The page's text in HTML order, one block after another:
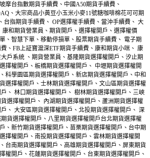
摩台指數期貨手續費、中國A50期貨手續費、
、大宗商品小黃豆小玉米小麥11號糖咖啡棉花可可期
台指期貨手續費、 OP選擇權手續費、當沖手續費、 大
康和期貨營業員、期貨開戶、選擇權開戶、選擇權價
、智慧下單、移動停損單、股票期貨手續費、 電子期
、FB上証寶滬深ETF期貨手續費、康和期貨小咪、 康
戶系統 、期貨營業員、基隆期貨選擇權開戶、汐止期
擇權開戶、板橋期貨選擇權開戶、 中壢期貨選擇權開
科學園區期貨選擇權開戶、新店期貨選擇權開戶、中和
選擇權開戶、士林期貨選擇權開戶、文山區期貨選擇權
、 林口期貨選擇權開戶、 樹林期貨選擇權開戶、三峽
選擇權開戶、 內湖期貨選擇權開戶、蘆洲期貨選擇權
、 大安區期貨選擇權開戶、北投期貨選擇權開戶、 深
貨選擇權開戶、八里期貨選擇權開戶台北期貨選擇權
、新竹期貨選擇權開戶、苗栗期貨選擇權開戶、台中期
擇權開戶、南投期貨選擇權開戶、雲林期貨選擇權開
台南期貨選擇權開戶、高雄期貨選擇權開戶、屏東期貨
權開戶、花蓮期貨選擇權開戶、台東期貨選擇權開戶、